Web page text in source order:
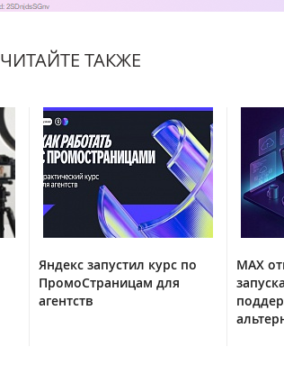
ЧИТАЙТЕ ТАКЖЕ
Яндекс запустил курс по
ПромоСтраницам для
агентств
MAX